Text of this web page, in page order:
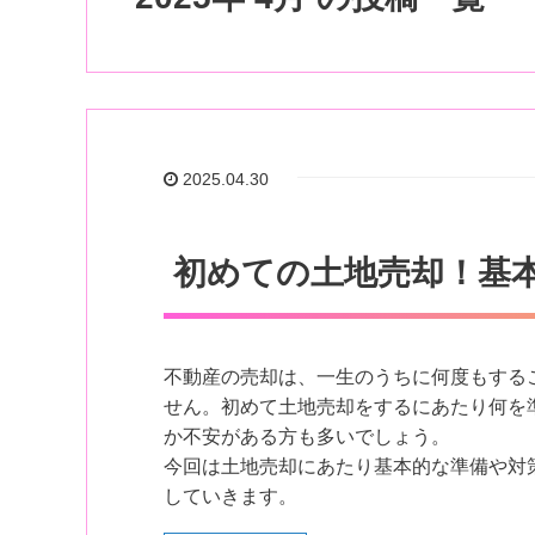
2025.04.30
初めての土地売却！基
不動産の売却は、一生のうちに何度もする
せん。初めて土地売却をするにあたり何を
か不安がある方も多いでしょう。
今回は土地売却にあたり基本的な準備や対
していきます。